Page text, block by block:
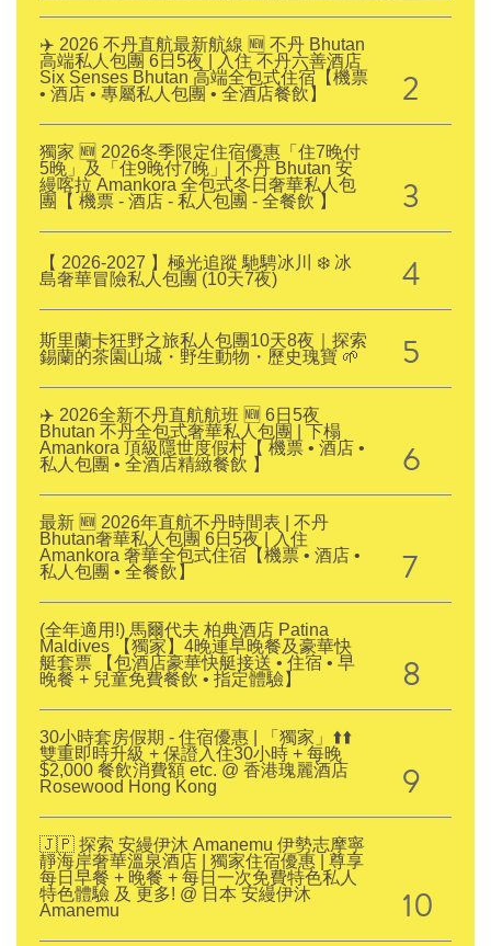
✈️ 2026 不丹直航最新航線 🆕 不丹 Bhutan
高端私人包團 6日5夜 | 入住 不丹六善酒店
Six Senses Bhutan 高端全包式住宿【機票
• 酒店 • 專屬私人包團 • 全酒店餐飲】
2
獨家 🆕 2026冬季限定住宿優惠「住7晚付
5晚」及「住9晚付7晚」| 不丹 Bhutan 安
縵喀拉 Amankora 全包式冬日奢華私人包
團【 機票 - 酒店 - 私人包團 - 全餐飲 】
3
【 2026-2027 】極光追蹤 馳騁冰川 ❄️ 冰
島奢華冒險私人包團 (10天7夜)
4
斯里蘭卡狂野之旅私人包團10天8夜｜探索
錫蘭的茶園山城・野生動物・歷史瑰寶 🌱
5
✈️ 2026全新不丹直航航班 🆕 6日5夜
Bhutan 不丹全包式奢華私人包團 | 下榻
Amankora 頂級隱世度假村【 機票 • 酒店 •
私人包團 • 全酒店精緻餐飲 】
6
最新 🆕 2026年直航不丹時間表 | 不丹
Bhutan奢華私人包團 6日5夜 | 入住
Amankora 奢華全包式住宿【機票 • 酒店 •
私人包團 • 全餐飲】
7
(全年適用!) 馬爾代夫 柏典酒店 Patina
Maldives 【獨家】4晚連早晚餐及豪華快
艇套票 【包酒店豪華快艇接送 • 住宿 • 早
晚餐 + 兒童免費餐飲 • 指定體驗】
8
30小時套房假期 - 住宿優惠 | 「獨家」⬆️⬆️
雙重即時升級 + 保證入住30小時 + 每晚
$2,000 餐飲消費額 etc. @ 香港瑰麗酒店
Rosewood Hong Kong
9
🇯🇵 探索 安縵伊沐 Amanemu 伊勢志摩寧
靜海岸奢華溫泉酒店 | 獨家住宿優惠 | 尊享
每日早餐 + 晚餐 + 每日一次免費特色私人
特色體驗 及 更多! @ 日本 安縵伊沐
Amanemu
10